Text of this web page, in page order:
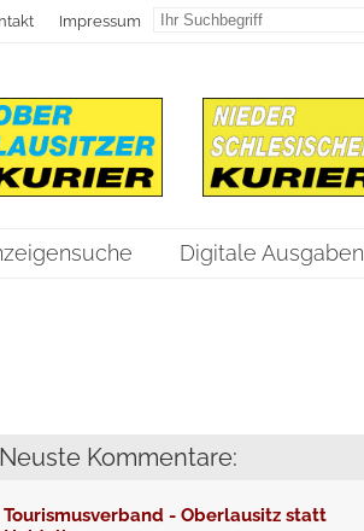
Impressum
Digitale Ausgaben
Neuste Kommentare:
Tourismusverband - Oberlausitz statt